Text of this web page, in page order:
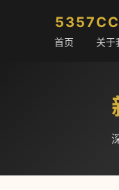
5357CC
首页 关于